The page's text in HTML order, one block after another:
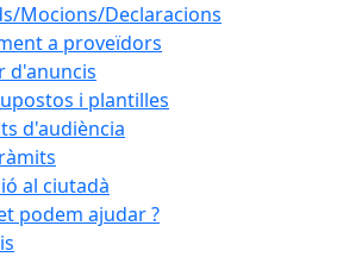
Mocions/Declaracions
a proveïdors
d'anuncis
i plantilles
d'audiència
al ciutadà
podem ajudar ?